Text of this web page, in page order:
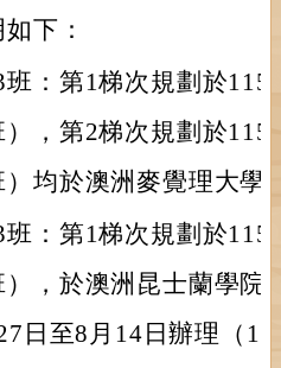
下：
班：第1梯次規劃於
），第2梯次規劃於115
）均於澳洲麥覺理大學
班：第1梯次規劃於
），於澳洲昆士蘭學院
日至8月14日辦理（1